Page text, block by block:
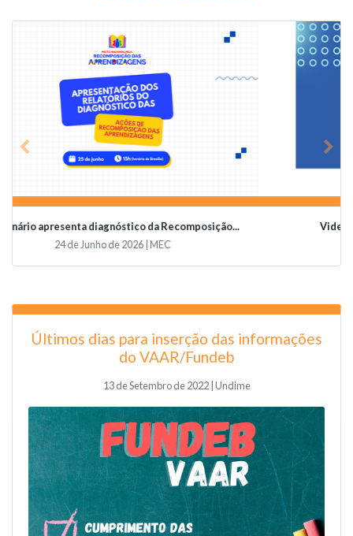
Videoconferência vai abordar o papel da educaçã...
19 de Junho de 2026 | Undime
Previous
Últimos dias para inserção das informações
do VAAR/Fundeb
13 de Setembro de 2022 | Undime